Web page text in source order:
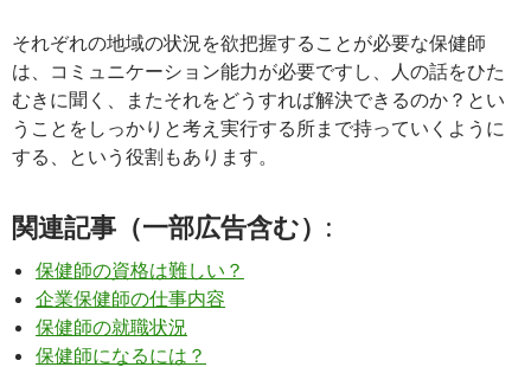
それぞれの地域の状況を欲把握することが必要な保健師
は、コミュニケーション能力が必要ですし、人の話をひた
むきに聞く、またそれをどうすれば解決できるのか？とい
うことをしっかりと考え実行する所まで持っていくように
する、という役割もあります。
関連記事（一部広告含む）:
保健師の資格は難しい？
企業保健師の仕事内容
保健師の就職状況
保健師になるには？